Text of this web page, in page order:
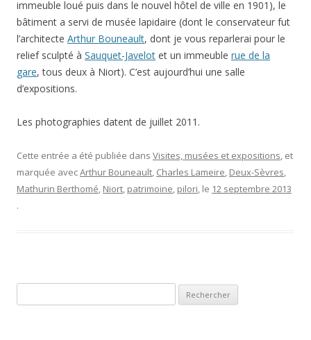
immeuble loué puis dans le nouvel hôtel de ville en 1901), le
bâtiment a servi de musée lapidaire (dont le conservateur fut
l’architecte Arthur Bouneault, dont je vous reparlerai pour le
relief sculpté à Sauquet-Javelot et un immeuble rue de la
gare, tous deux à Niort). C’est aujourd’hui une salle
d’expositions.
Les photographies datent de juillet 2011.
Cette entrée a été publiée dans Visites, musées et expositions, et
marquée avecArthur Bouneault, Charles Lameire, Deux-Sèvres,
Mathurin Berthomé, Niort, patrimoine, pilori, le 12 septembre 2013
.